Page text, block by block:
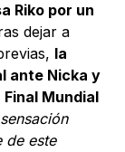
Riko por un
dejar a
la
ante Nicka y
Mundial
de este